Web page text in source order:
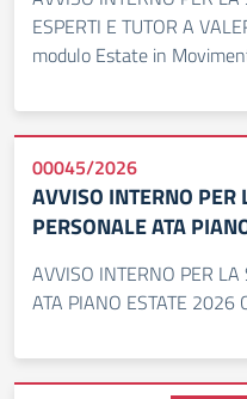
ESPERTI E TUTOR A
modulo Estate in
00045/2026
AVVISO INTERNO PER
PERSONALE ATA
AVVISO INTERNO PER
ATA PIANO ESTATE